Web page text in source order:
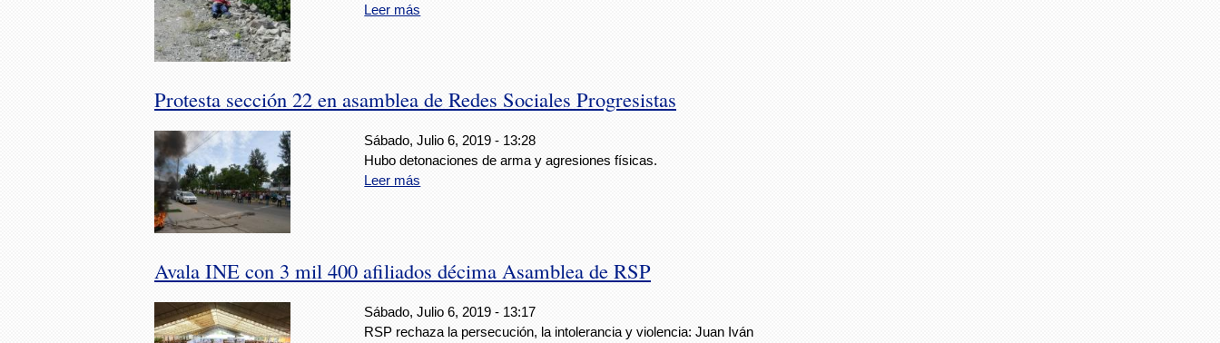
Leer más
Protesta sección 22 en asamblea de Redes Sociales Progresistas
Sábado, Julio 6, 2019 - 13:28
Hubo detonaciones de arma y agresiones físicas.
Leer más
Avala INE con 3 mil 400 afiliados décima Asamblea de RSP
Sábado, Julio 6, 2019 - 13:17
RSP rechaza la persecución, la intolerancia y violencia: Juan Iván